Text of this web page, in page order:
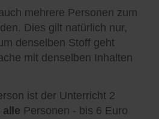
mehrere Personen zum
Dies gilt natürlich nur,
denselben Stoff geht
mit denselben Inhalten
ist der Unterricht 2
Personen - bis 6 Euro